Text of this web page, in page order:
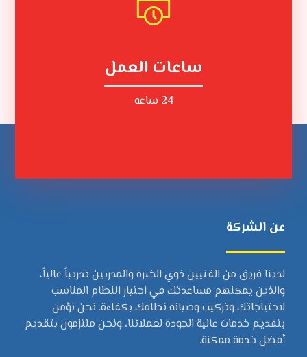
ساعات العمل
24 ساعه
عن الشركة
لدينا فريق من الفنيين ذوي الخبرة والمدربين تدريباً عالياً،
والذين يمكنهم مساعدتك في اختيار النظام المناسب
لاحتياجاتك وتركيب وصيانة نظامك بكفاءة. نحن نؤمن
بتقديم خدمات عالية الجودة لعملائنا، ونحن ملتزمون بتقديم
أفضل خدمة ممكنة.